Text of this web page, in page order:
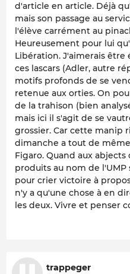
d'article en article. Déjà
mais son passage au
l'élève carrément au
Heureusement pour lui
Libération. J'aimerais être
ces lascars (Adler, autre
motifs profonds de se
retenue aux orties. On
de la trahison (bien
mais ici il s'agit de se
grossier. Car cette manip
dimanche a tout de
Figaro. Quand aux
produits au nom de
pour crier victoire à
n'y a qu'une chose à en
les deux. Vivre et penser
trappeger